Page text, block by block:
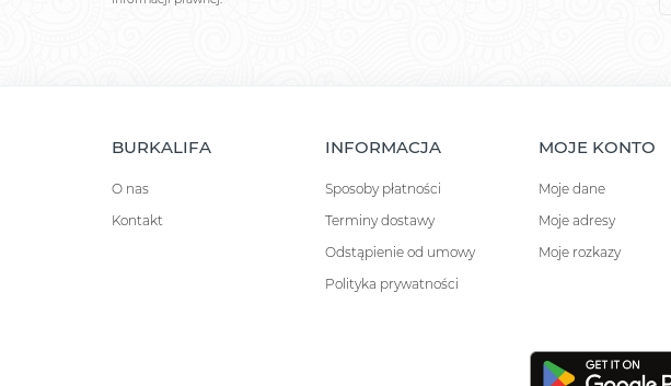
BURKALIFA
O nas
Kontakt
INFORMACJA
Sposoby płatności
Terminy dostawy
Odstąpienie od umowy
Polityka prywatności
MOJE KONTO
Moje dane
Moje adresy
Moje rozkazy